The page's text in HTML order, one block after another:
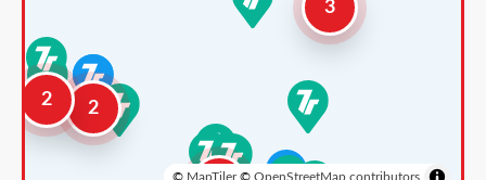
2
2
3
© MapTiler© OpenStreetMap contributors